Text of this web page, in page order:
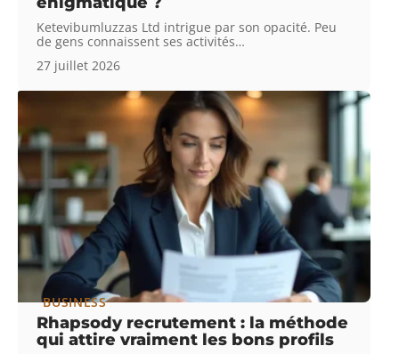
Ketevibumluzzas Ltd intrigue par son opacité. Peu
de gens connaissent ses activités…
27 juillet 2026
BUSINESS
Rhapsody recrutement : la méthode
qui attire vraiment les bons profils